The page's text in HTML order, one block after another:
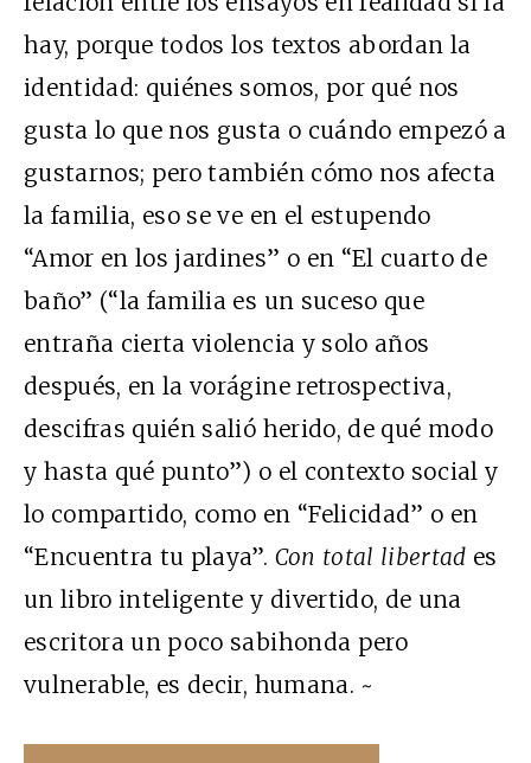
hay, porque todos los textos abordan la
identidad: quiénes somos, por qué nos
gusta lo que nos gusta o cuándo empezó a
gustarnos; pero también cómo nos afecta
la familia, eso se ve en el estupendo
“Amor en los jardines” o en “El cuarto de
baño” (“la familia es un suceso que
entraña cierta violencia y solo años
después, en la vorágine retrospectiva,
descifras quién salió herido, de qué modo
y hasta qué punto”) o el contexto social y
lo compartido, como en “Felicidad” o en
“Encuentra tu playa”. Con total libertad es
un libro inteligente y divertido, de una
escritora un poco sabihonda pero
vulnerable, es decir, humana. ~